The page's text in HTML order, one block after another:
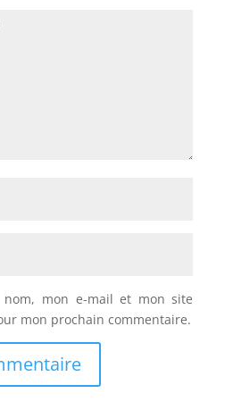
nom, mon e-mail et mon site
mon prochain commentaire.